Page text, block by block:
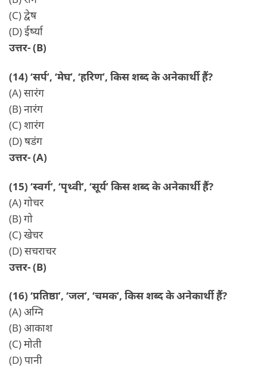
(C) द्वेष
(D) ईर्ष्या
उत्तर- (B)
(14) ‘सर्प’, ‘मेघ’, ‘हरिण’, किस शब्द के अनेकार्थी हैं?
(A) सारंग
(B) नारंग
(C) शारंग
(D) षडंग
उत्तर- (A)
(15) ‘स्वर्ग’, ‘पृथ्वी’, ‘सूर्य’ किस शब्द के अनेकार्थी हैं?
(A) गोचर
(B) गो
(C) खेचर
(D) सचराचर
उत्तर- (B)
(16) ‘प्रतिष्ठा’, ‘जल’, ‘चमक’, किस शब्द के अनेकार्थी हैं?
(A) अग्नि
(B) आकाश
(C) मोती
(D) पानी